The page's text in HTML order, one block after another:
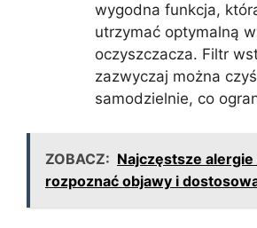
wygodna funkcja,
utrzymać optymalną
oczyszczacza. Filtr
zazwyczaj można
samodzielnie, co
ZOBACZ: Najczęstsze
rozpoznać objawy i